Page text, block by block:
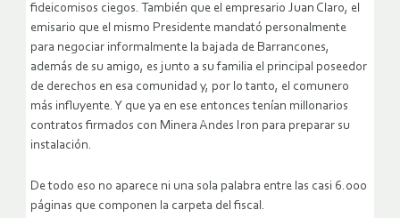
fideicomisos ciegos. También que el empresario Juan Claro, el
emisario que el mismo Presidente mandató personalmente
para negociar informalmente la bajada de Barrancones,
además de su amigo, es junto a su familia el principal poseedor
de derechos en esa comunidad y, por lo tanto, el comunero
más influyente. Y que ya en ese entonces tenían millonarios
contratos firmados con Minera Andes Iron para preparar su
instalación.
De todo eso no aparece ni una sola palabra entre las casi 6.000
páginas que componen la carpeta del fiscal.